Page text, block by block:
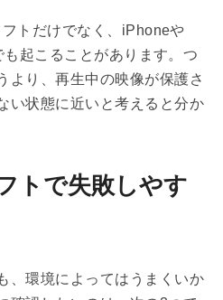
トだけでなく、iPhoneや
起こることがあります。つ
より、再生中の映像が保護さ
い状態に近いと考えると分か
トで失敗しやす
、環境によってはうまくいか